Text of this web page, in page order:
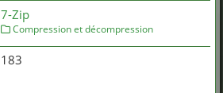
7-Zip
Compression et décompression
183